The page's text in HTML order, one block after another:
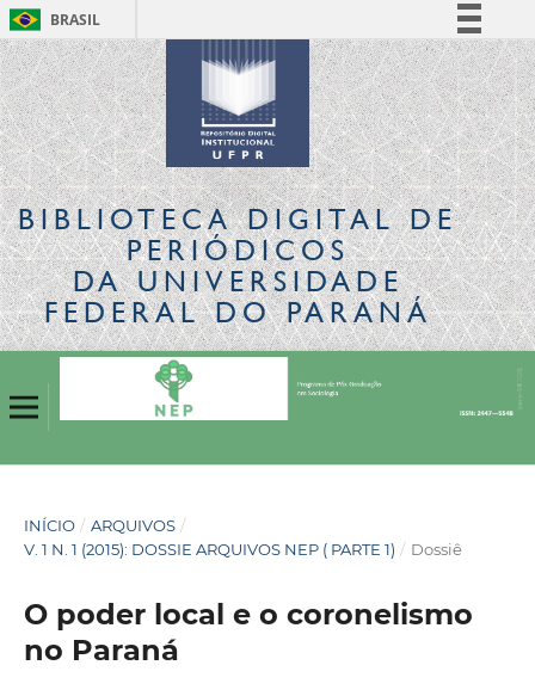
BRASIL
Simplifique!
Comunica BR
Participe
Acesso à informação
Legislação
Canais
BIBLIOTECA DIGITALDE
PERIÓDICOS
DA UNIVERSIDADE
FEDERAL DO PARANÁ
INÍCIO / ARQUIVOS /
V. 1 N. 1 (2015): DOSSIE ARQUIVOS NEP ( PARTE 1) / Dossiê
O poder local e o coronelismo
no Paraná